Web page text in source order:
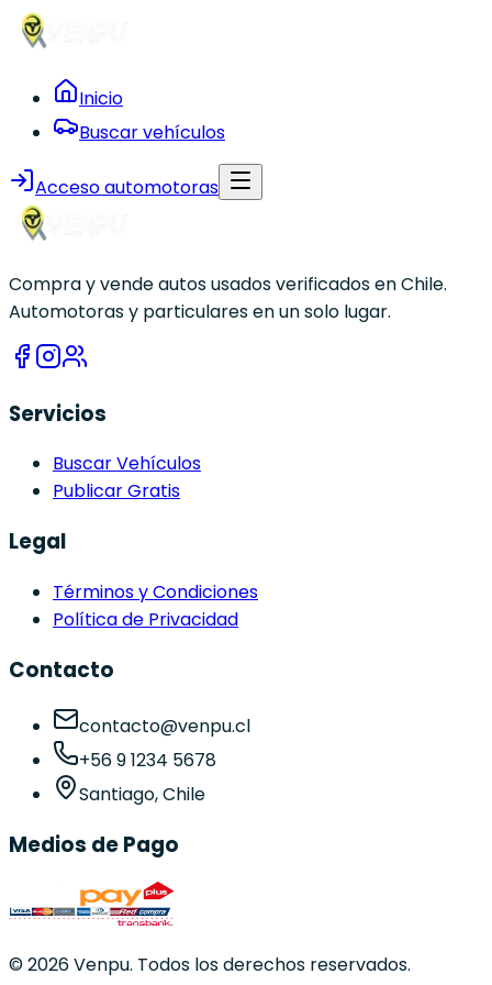
Inicio
Buscar vehículos
Acceso automotoras
Compra y vende autos usados verificados en Chile.
Automotoras y particulares en un solo lugar.
Servicios
Buscar Vehículos
Publicar Gratis
Legal
Términos y Condiciones
Política de Privacidad
Contacto
contacto@venpu.cl
+56 9 1234 5678
Santiago, Chile
Medios de Pago
©2026Venpu. Todos los derechos reservados.